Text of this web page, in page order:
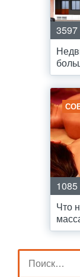
3597
1085
Что